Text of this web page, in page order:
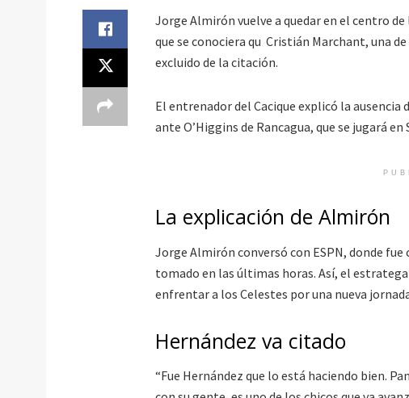
Jorge Almirón vuelve a quedar en el centro
que se conociera qu Cristián Marchant, una
excluido de la citación.
El entrenador del Cacique explicó la ausencia
ante O’Higgins de Rancagua, que se jugará en
La explicación de Almirón
Jorge Almirón conversó con ESPN, donde
tomado en las últimas horas. Así, el
enfrentar a los Celestes por una nueva
Hernández va citado
“Fue Hernández que lo está haciendo bien.